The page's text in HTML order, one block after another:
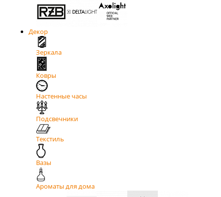
Декор
Зеркала
Ковры
Настенные часы
Подсвечники
Текстиль
Вазы
Ароматы для дома